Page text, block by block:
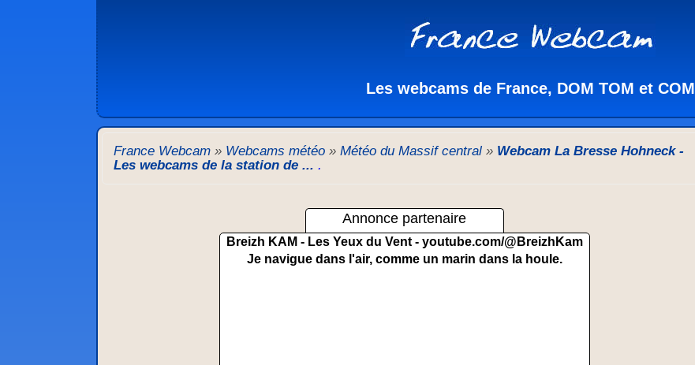
Les webcams de France, DOM TOM et COM
France Webcam » Webcams météo » Météo du Massif central » Webcam La Bresse Hohneck -
Les webcams de la station de ... .
Annonce partenaire
Breizh KAM - Les Yeux du Vent - youtube.com/@BreizhKam
Je navigue dans l'air, comme un marin dans la houle.